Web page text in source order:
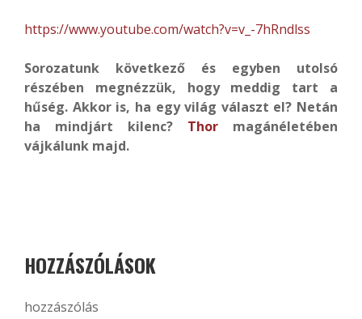
https://www.youtube.com/watch?v=v_-7hRndlss
Sorozatunk következő és egyben utolsó
részében megnézzük, hogy meddig tart a
hűség. Akkor is, ha egy világ választ el? Netán
ha mindjárt kilenc? Thor magánéletében
vájkálunk majd.
HOZZÁSZÓLÁSOK
hozzászólás